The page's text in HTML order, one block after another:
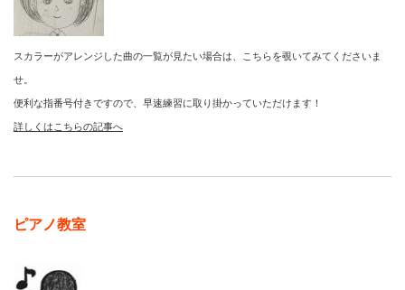
スカラーがアレンジした曲の一覧が見たい場合は、こちらを覗いてみてくださいま
せ。
便利な指番号付きですので、早速練習に取り掛かっていただけます！
詳しくはこちらの記事へ
ピアノ教室